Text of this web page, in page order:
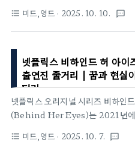
12월 5일(금요일)에 첫 두 에피소
가 동시 공개됩니다. 프리미어 일정
분)의 이야기를 중심으로 전개됩니
슨 박사는 기억 상실로 인해 레지
다시 시작하며, 과거의 비밀과 현재
과정을 그렸습니다. 이 시리즈는 의
정적 깊이를 결합한 '의학 멜로' 스
NXT 채널을 통해 2025년 2월 1
주목을 받았습니다. DOC 닥터 라
DOC 닥터 라슨 시즌2는 2025년
갱신 소식을 전하며, 총 22개 에피
2025년 9월 14일에 미국 FOX에
format_list_bulleted 미드,영드 · 2025. 10. 10. textsms
넷플릭스 비하인드 허 아이
출연진 줄거리 | 꿈과 현실
터리
넷플릭스 오리지널 시리즈 비하인
(Behind Her Eyes)는 2021년에
총 6부작으로 구성되어 있어 짧은
format_list_bulleted 미드,영드 · 2025. 10. 7. textsms